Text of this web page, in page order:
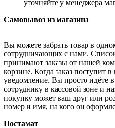
уточняйте у менеджера
Самовывоз из магазина
Вы можете забрать товар в
сотрудничающих с нами.
принимают заказы от нашей
корзине. Когда заказ поступит
уведомление. Вы просто идёте в
сотруднику в кассовой зоне и
покупку может ваш друг или
номер и имя, на кого он
Постамат